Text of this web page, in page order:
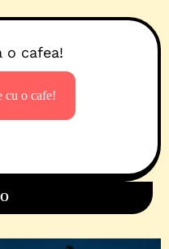
o cafea!
cu o cafe!